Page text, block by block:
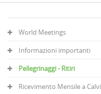
World Meetings
Informazioni importanti
Pellegrinaggi - Ritiri
Ricevimento Mensile a Calvi